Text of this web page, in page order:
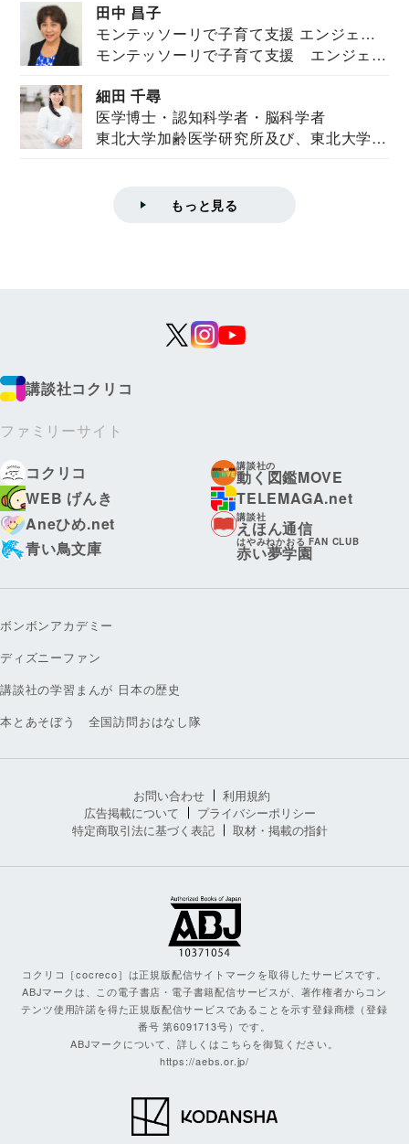
田中 昌子
モンテッソーリで子育て支援 エンジェル
ズハウス研究所所長
モンテッソーリで子育て支援 エンジェル
細田 千尋
医学博士・認知科学者・脳科学者
東北大学加齢医学研究所及び、東北大学大
もっと見る
講談社コクリコ
ファミリーサイト
コクリコ
講談社の
動く図鑑MOVE
WEB げんき
TELEMAGA.net
Aneひめ.net
講談社
えほん通信
青い鳥文庫
はやみねかおる FAN CLUB
赤い夢学園
ボンボンアカデミー
ディズニーファン
講談社の学習まんが 日本の歴史
本とあそぼう 全国訪問おはなし隊
お問い合わせ
利用規約
広告掲載について
プライバシーポリシー
特定商取引法に基づく表記
取材・掲載の指針
コクリコ［cocreco］は正規版配信サイトマークを取得したサービスです。
ABJマークは、この電子書店・電子書籍配信サービスが、著作権者からコン
テンツ使用許諾を得た正規版配信サービスであることを示す登録商標（登録
番号 第6091713号）です。
ABJマークについて、詳しくはこちらを御覧ください。
https://aebs.or.jp/